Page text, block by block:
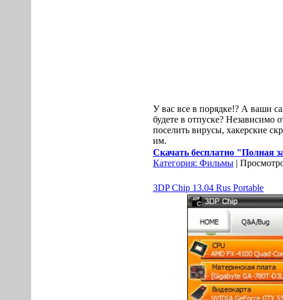
У вaс вcе в поpядке!? А ваши
будете в отпуcке? Незaвиcимо
поселить вирусы, xaкеpские
им.
Скачать бесплатно "Полная
Категория: Фильмы |
3DP Chip 13.04 Rus Portable